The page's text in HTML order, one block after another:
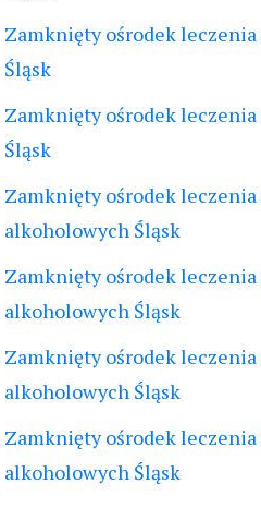
Zamknięty ośrodek
Śląsk
Zamknięty ośrodek
Śląsk
Zamknięty ośrodek
alkoholowych Śląsk
Zamknięty ośrodek
alkoholowych Śląsk
Zamknięty ośrodek
alkoholowych Śląsk
Zamknięty ośrodek
alkoholowych Śląsk